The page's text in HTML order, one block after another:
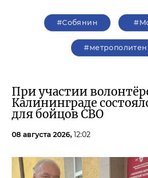
#Собянин
#метрополитен
При участии
Калининграде
для бойцов СВО
08 августа 2026, 12:02